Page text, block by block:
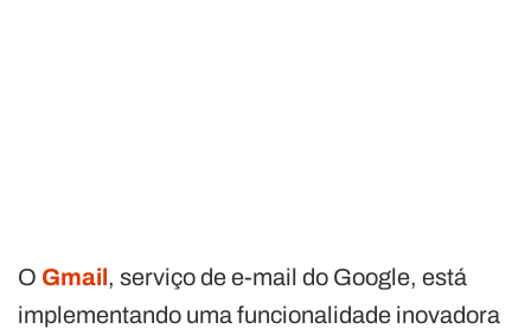
O Gmail, serviço de e-mail do Google, está
implementando uma funcionalidade inovadora